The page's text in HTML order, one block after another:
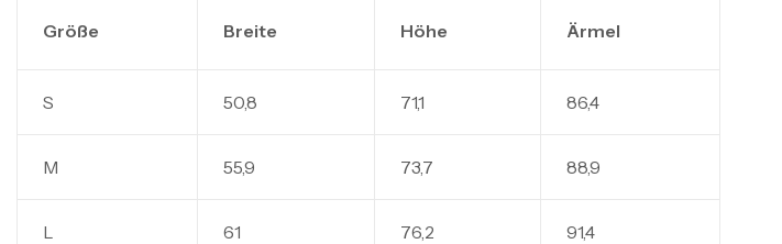
Größe Breite Höhe Ärmel
S 50,8 71,1 86,4
M 55,9 73,7 88,9
L 61 76,2 91,4